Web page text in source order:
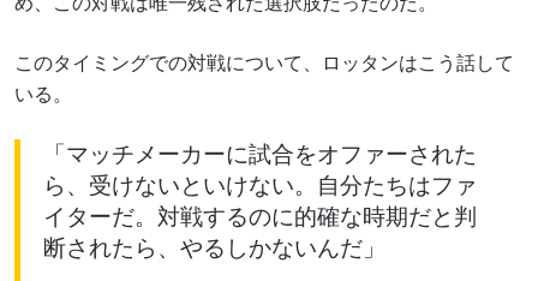
このタイミングでの対戦について、ロッタンはこう話して
いる。
「マッチメーカーに試合をオファーされた
ら、受けないといけない。自分たちはファ
イターだ。対戦するのに的確な時期だと判
断されたら、やるしかないんだ」